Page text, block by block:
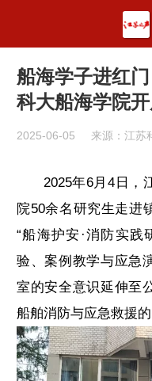
船海学子进红
科大船海学院
2025-06-05 来源：江苏
2025年6月4日，
院50余名研究生走进
“船海护安·消防实践
验、案例教学与应急
室的安全意识延伸至
船舶消防与应急救援的